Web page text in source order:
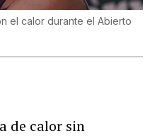
el calor durante el Abierto
de calor sin